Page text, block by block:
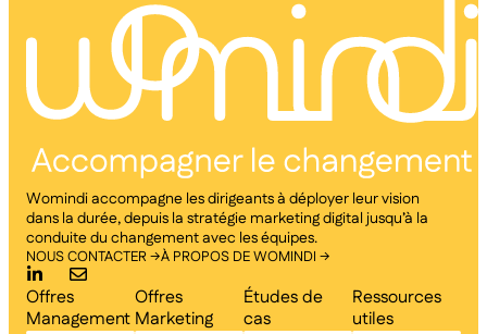
Womindi accompagne les dirigeants à déployer leur vision
dans la durée, depuis la stratégie marketing digital jusqu’à la
conduite du changement avec les équipes.
NOUS CONTACTER →À PROPOS DE WOMINDI →
Offres
Management
Offres
Marketing
Études de
cas
Ressources
utiles